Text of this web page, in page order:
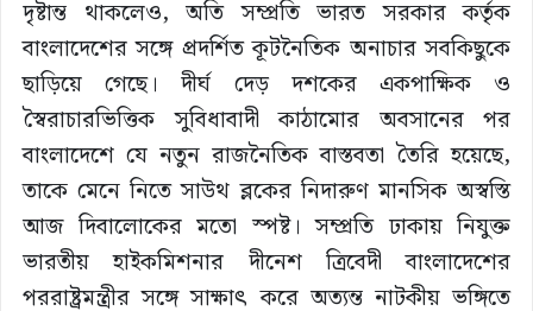
দৃষ্টান্ত থাকলেও, অতি সম্প্রতি ভারত সরকার কর্তৃক
বাংলাদেশের সঙ্গে প্রদর্শিত কূটনৈতিক অনাচার সবকিছুকে
ছাড়িয়ে গেছে। দীর্ঘ দেড় দশকের একপাক্ষিক ও
স্বৈরাচারভিত্তিক সুবিধাবাদী কাঠামোর অবসানের পর
বাংলাদেশে যে নতুন রাজনৈতিক বাস্তবতা তৈরি হয়েছে,
তাকে মেনে নিতে সাউথ ব্লকের নিদারুণ মানসিক অস্বস্তি
আজ দিবালোকের মতো স্পষ্ট। সম্প্রতি ঢাকায় নিযুক্ত
ভারতীয় হাইকমিশনার দীনেশ ত্রিবেদী বাংলাদেশের
পররাষ্ট্রমন্ত্রীর সঙ্গে সাক্ষাৎ করে অত্যন্ত নাটকীয় ভঙ্গিতে